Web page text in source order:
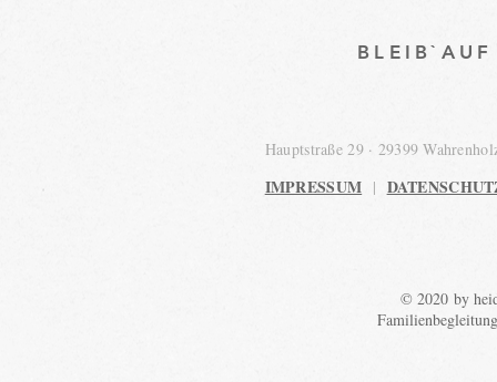
Hauptstraße 29 · 29399
IMPRESSUM |
© 2020 by